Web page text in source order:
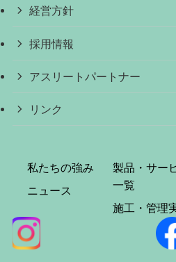
経営方針
採用情報
アスリートパートナー
リンク
私たちの強み
ニュース
製品・サー
一覧
施工・管理